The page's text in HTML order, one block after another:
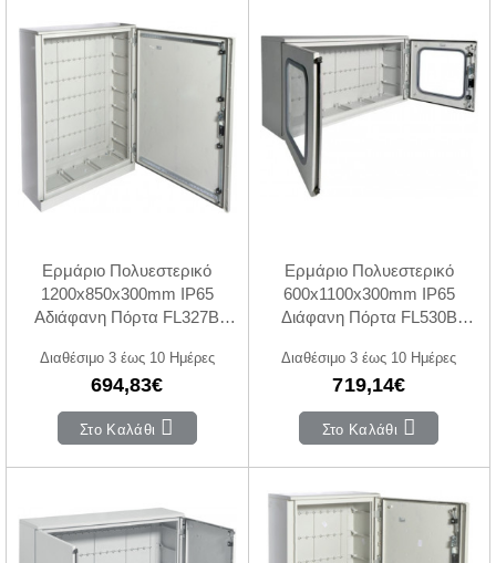
Ερμάριο Πολυεστερικό
1200x850x300mm IP65
Αδιάφανη Πόρτα FL327B
Διαθέσιμο 3 έως 10 Ημέρες
694,83€
Στο Καλάθι
Ερμάριο Πολυεστερικό
600x1100x300mm IP65
Διάφανη Πόρτα FL530B
Διαθέσιμο 3 έως 10 Ημέρες
719,14€
Στο Καλάθι